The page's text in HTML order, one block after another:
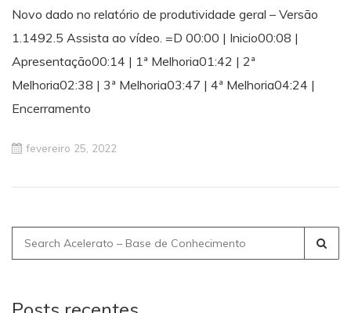
Novo dado no relatório de produtividade geral – Versão
1.1492.5 Assista ao vídeo. =D 00:00 | Inicio00:08 |
Apresentação00:14 | 1ª Melhoria01:42 | 2ª
Melhoria02:38 | 3ª Melhoria03:47 | 4ª Melhoria04:24 |
Encerramento
fevereiro 25, 2022
Search
for: